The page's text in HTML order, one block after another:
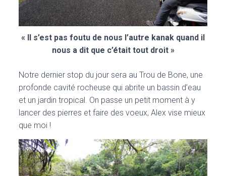
« Il s’est pas foutu de nous l’autre kanak quand il
nous a dit que c’était tout droit »
Notre dernier stop du jour sera au Trou de Bone, une
profonde cavité rocheuse qui abrite un bassin d’eau
et un jardin tropical. On passe un petit moment à y
lancer des pierres et faire des voeux, Alex vise mieux
que moi !